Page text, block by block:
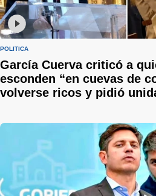
POLÍTICA
García Cuerva criticó a
esconden “en cuevas de
volverse ricos y pidió